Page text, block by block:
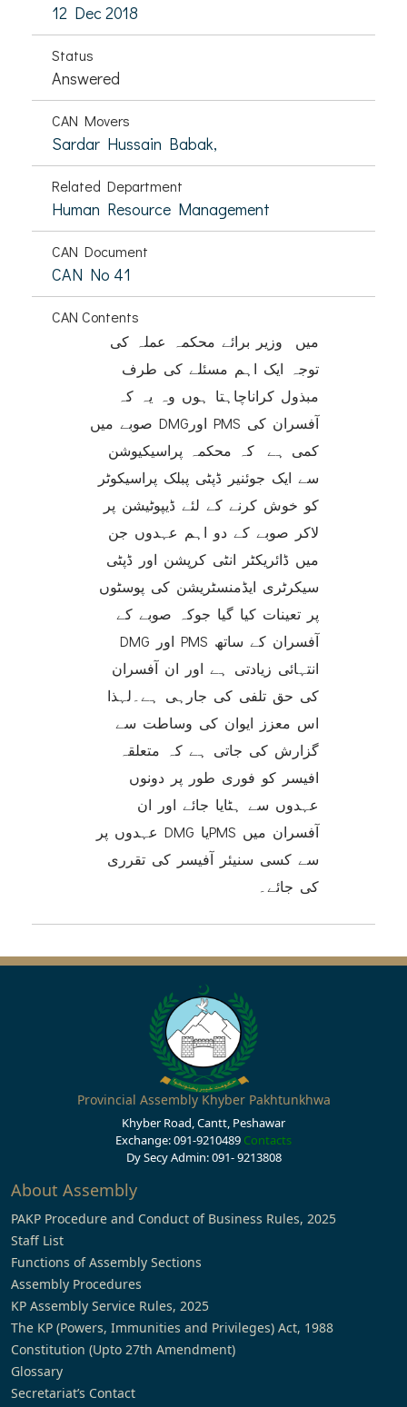
12 Dec 2018
Status
Answered
CAN Movers
Sardar Hussain Babak,
Related Department
Human Resource Management
CAN Document
CAN No 41
CAN Contents
میں وزیر برائے محکمہ عملہ کی
توجہ ایک اہم مسئلے کی طرف
مبذول کراناچاہتا ہوں وہ یہ کہ
صوبے میں DMGاور PMS آفسران کی
کمی ہے کہ محکمہ پراسیکیوشن
سے ایک جوئنیر ڈپٹی پبلک پراسیکوٹر
کو خوش کرنے کے لئے ڈیپوٹیشن پر
لاکر صوبے کے دو اہم عہدوں جن
میں ڈائریکٹر انٹی کرپشن اور ڈپٹی
سیکرٹری ایڈمنسٹریشن کی پوسٹوں
پر تعینات کیا گیا جوکہ صوبے کے
DMG اور PMS آفسران کے ساتھ
انتہائی زیادتی ہے اور ان آفسران
کی حق تلفی کی جارہی ہے۔لہذا
اس معزز ایوان کی وساطت سے
گزارش کی جاتی ہے کہ متعلقہ
افیسر کو فوری طور پر دونوں
عہدوں سے ہٹایا جائے اور ان
عہدوں پر DMG یاPMS آفسران میں
سے کسی سنیئر آفیسر کی تقرری
کی جائے۔
Provincial Assembly Khyber Pakhtunkhwa
Khyber Road, Cantt, Peshawar
Exchange: 091-9210489 Contacts
Dy Secy Admin: 091- 9213808
About Assembly
PAKP Procedure and Conduct of Business Rules, 2025
Staff List
Functions of Assembly Sections
Assembly Procedures
KP Assembly Service Rules, 2025
The KP (Powers, Immunities and Privileges) Act, 1988
Constitution (Upto 27th Amendment)
Glossary
Secretariat’s Contact